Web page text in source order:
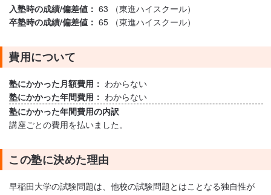
入塾時の成績/偏差値： 63 （東進ハイスクール）
卒塾時の成績/偏差値： 65 （東進ハイスクール）
費用について
塾にかかった月額費用： わからない
塾にかかった年間費用： わからない
塾にかかった年間費用の内訳
講座ごとの費用を払いました。
この塾に決めた理由
早稲田大学の試験問題は、他校の試験問題とはことなる独自性が